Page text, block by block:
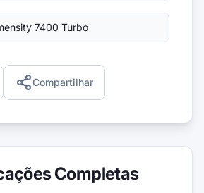
7400 Turbo
Compartilhar
Completas